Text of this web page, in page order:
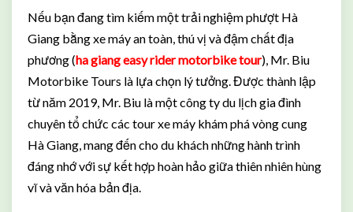
Nếu bạn đang tìm kiếm một trải nghiệm phượt Hà
Giang bằng xe máy an toàn, thú vị và đậm chất địa
phương (ha giang easy rider motorbike tour), Mr. Biu
Motorbike Tours là lựa chọn lý tưởng. Được thành lập
từ năm 2019, Mr. Biu là một công ty du lịch gia đình
chuyên tổ chức các tour xe máy khám phá vòng cung
Hà Giang, mang đến cho du khách những hành trình
đáng nhớ với sự kết hợp hoàn hảo giữa thiên nhiên hùng
vĩ và văn hóa bản địa.